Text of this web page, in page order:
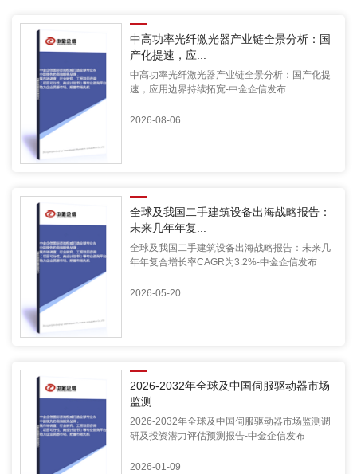
中高功率光纤激光器产业链全景分析：国
产化提速，应...
中高功率光纤激光器产业链全景分析：国产化提
速，应用边界持续拓宽-中金企信发布
2026-08-06
全球及我国二手建筑设备出海战略报告：
未来几年年复...
全球及我国二手建筑设备出海战略报告：未来几
年年复合增长率CAGR为3.2%-中金企信发布
2026-05-20
2026-2032年全球及中国伺服驱动器市场
监测...
2026-2032年全球及中国伺服驱动器市场监测调
研及投资潜力评估预测报告-中金企信发布
2026-01-09